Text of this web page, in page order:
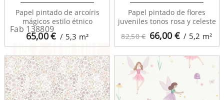
Fab 138809
65,00€ / 5,3 m²
Papel pintado de arcoíris
mágicos estilo étnico
82,50 € 66,00€ / 5,2 m²
Papel pintado de flores
juveniles tonos rosa y celeste